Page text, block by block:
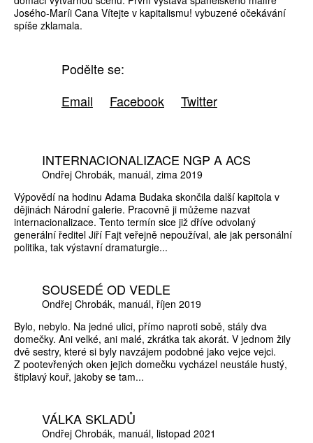
Josého-Maríi Cana Vítejte v kapitalismu! vybuzené očekávání
spíše zklamala.
Podělte se:
Email
Facebook Twitter
INTERNACIONALIZACE NGP A ACS
Ondřej Chrobák manuál zima 2019
Výpovědí na hodinu Adama Budaka skončila další kapitola v
dějinách Národní galerie. Pracovně ji můžeme nazvat
internacionalizace. Tento termín sice již dříve odvolaný
generální ředitel Jiří Fajt veřejně nepoužíval, ale jak personální
politika, tak výstavní dramaturgie...
SOUSEDÉ OD VEDLE
Ondřej Chrobák manuál říjen 2019
Bylo, nebylo. Na jedné ulici, přímo naproti sobě, stály dva
domečky. Ani velké, ani malé, zkrátka tak akorát. V jednom žily
dvě sestry, které si byly navzájem podobné jako vejce vejci.
Z pootevřených oken jejich domečku vycházel neustále hustý,
štiplavý kouř, jakoby se tam...
VÁLKA SKLADŮ
Ondřej Chrobák manuál listopad 2021